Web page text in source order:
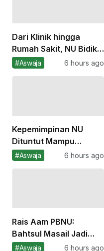
Dari Klinik hingga
Rumah Sakit, NU Bidik
Lompatan Besar dalam
#Aswaja 6 hours ago
Kepemimpinan NU
Dituntut Mampu
Satukan dan Kuatkan
#Aswaja 6 hours ago
Rais Aam PBNU:
Bahtsul Masail Jadi
Kebanggaan NU Sejak
#Aswaja 6 hours ago